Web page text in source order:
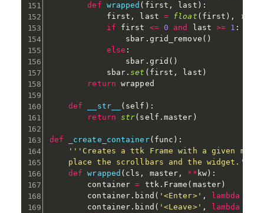
def wrapped ( first , last ) :
            first
, last = float ( first ) ,
float
if first <= 0 and last >= 1 :
                sbar
. grid_remove ( )
else :
                sbar
. grid ( )
            sbar
.set ( first , last )
return wrapped
def __str__ ( self ) :
return
str( self . master )
def _create_container( func ) :
'''Creates a ttk Frame with a given
    place the scrollbars and the widget.'''
def
wrapped ( cls , master , ** kw) :
        container
= ttk. Frame ( master )
        container
. bind ( '<Enter>' , lambda
        container
. bind ( '<Leave>' , lambda